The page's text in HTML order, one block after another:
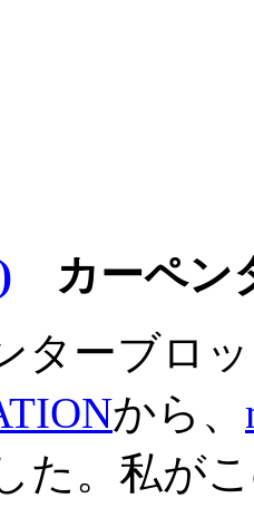
カーペン
ターブロ
から、
た。私が